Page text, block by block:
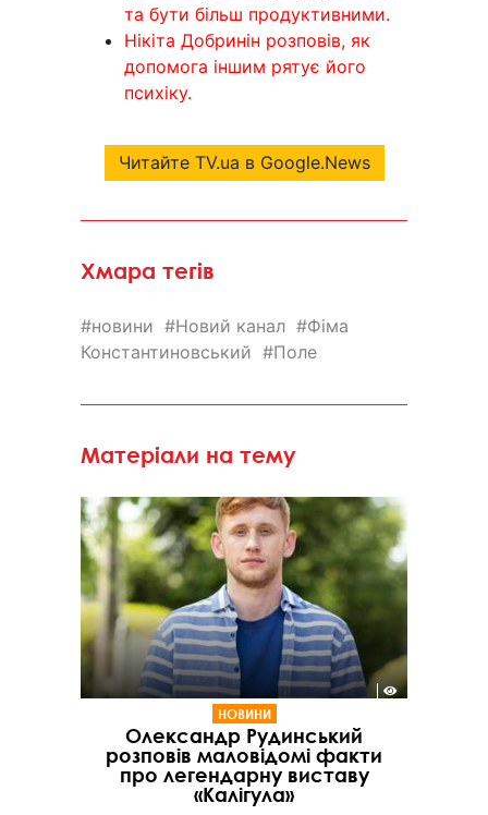
та бути більш продуктивними.
Нікіта Добринін розповів, як
допомога іншим рятує його
психіку.
Читайте TV.ua в Google.News
Хмара тегів
новини Новий канал
Фіма
Константиновський
Поле
Матеріали на тему
НОВИНИ
Олександр Рудинський
розповів маловідомі факти
про легендарну виставу
«Калігула»